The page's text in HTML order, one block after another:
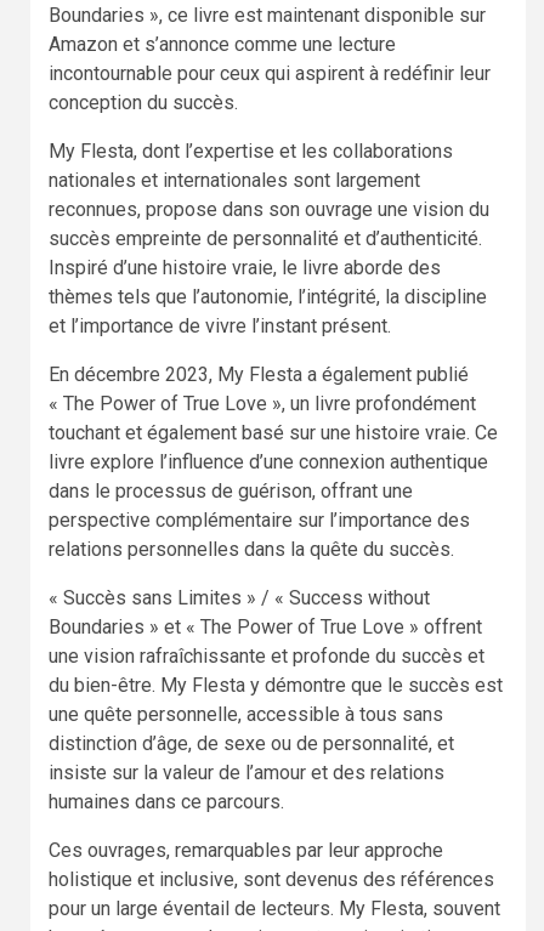
Boundaries », ce livre est maintenant disponible sur
Amazon et s’annonce comme une lecture
incontournable pour ceux qui aspirent à redéfinir leur
conception du succès.
My Flesta, dont l’expertise et les collaborations
nationales et internationales sont largement
reconnues, propose dans son ouvrage une vision du
succès empreinte de personnalité et d’authenticité.
Inspiré d’une histoire vraie, le livre aborde des
thèmes tels que l’autonomie, l’intégrité, la discipline
et l’importance de vivre l’instant présent.
En décembre 2023, My Flesta a également publié
« The Power of True Love », un livre profondément
touchant et également basé sur une histoire vraie. Ce
livre explore l’influence d’une connexion authentique
dans le processus de guérison, offrant une
perspective complémentaire sur l’importance des
relations personnelles dans la quête du succès.
« Succès sans Limites » / « Success without
Boundaries » et « The Power of True Love » offrent
une vision rafraîchissante et profonde du succès et
du bien-être. My Flesta y démontre que le succès est
une quête personnelle, accessible à tous sans
distinction d’âge, de sexe ou de personnalité, et
insiste sur la valeur de l’amour et des relations
humaines dans ce parcours.
Ces ouvrages, remarquables par leur approche
holistique et inclusive, sont devenus des références
pour un large éventail de lecteurs. My Flesta, souvent